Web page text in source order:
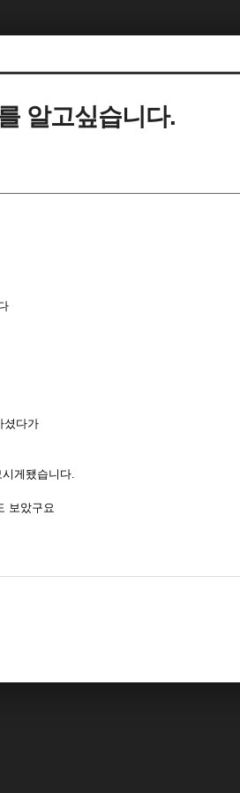
알고싶습니다.
셨다가
게됐습니다.
보았구요